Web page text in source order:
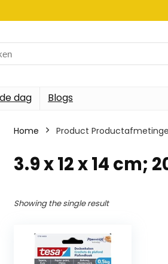
dag Blogs
Home Product
‎3.9 x 12 x 14 cm;
Showing the single result